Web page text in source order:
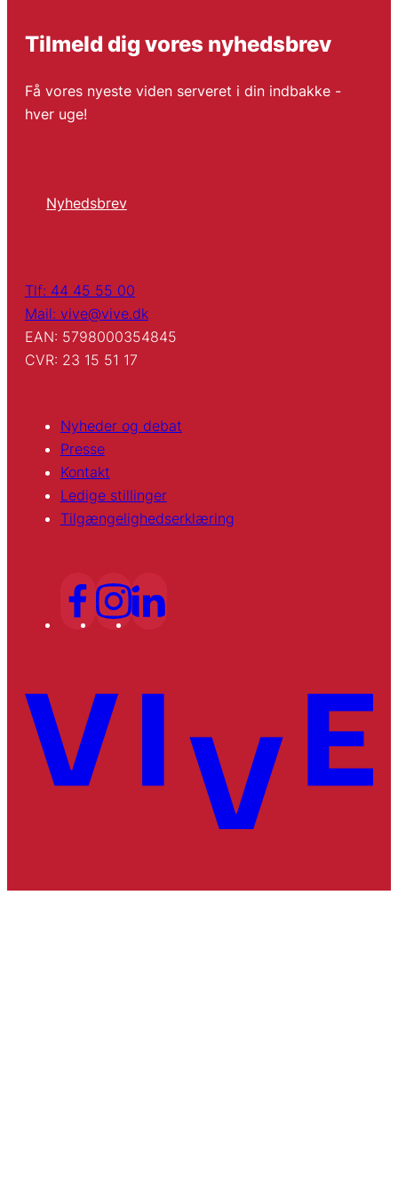
Tilmeld dig vores nyhedsbrev
Få vores nyeste viden serveret i din indbakke -
hver uge!
Nyhedsbrev
Tlf: 44 45 55 00
Mail: vive@vive.dk
EAN: 5798000354845
CVR: 23 15 51 17
Nyheder og debat
Presse
Kontakt
Ledige stillinger
Tilgængelighedserklæring